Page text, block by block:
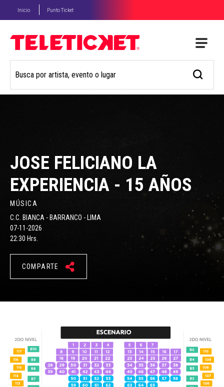
Inicio Punto Ticket
JOSE FELICIANO LA
EXPERIENCIA - 15 AÑOS
MÚSICA
C.C. BIANCA - BARRANCO - LIMA
07-11-2026
22:30 Hrs.
COMPARTE